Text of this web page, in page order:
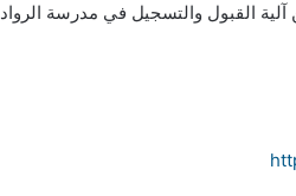
آلية القبول والتسجيل في مدرسة الرواد